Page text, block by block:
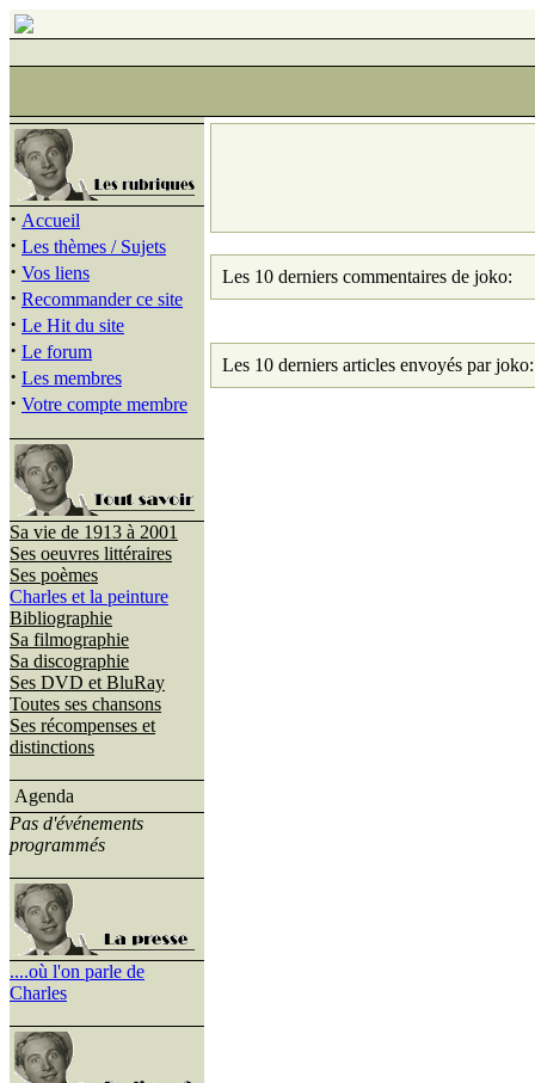
· Accueil
· Les thèmes / Sujets
· Vos liens
· Recommander ce site
· Le Hit du site
· Le forum
· Les membres
· Votre compte membre
Sa vie de 1913 à 2001
Ses oeuvres littéraires
Ses poèmes
Charles et la peinture
Bibliographie
Sa filmographie
Sa discographie
Ses DVD et BluRay
Toutes ses chansons
Ses récompenses et
distinctions
Agenda
Pas d'événements
programmés
....où l'on parle de
Charles
Les 10 derniers commentaires de joko:
Les 10 derniers articles envoyés par joko: